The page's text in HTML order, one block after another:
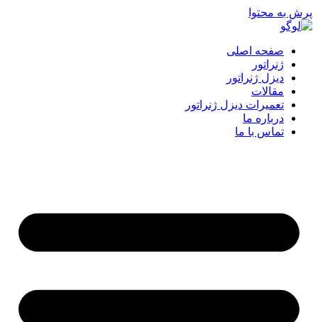
پرش به محتوا
صفحه اصلی
ژنراتور
دیزل ژنراتور
مقالات
تعمیرات دیزل ژنراتور
درباره ما
تماس با ما